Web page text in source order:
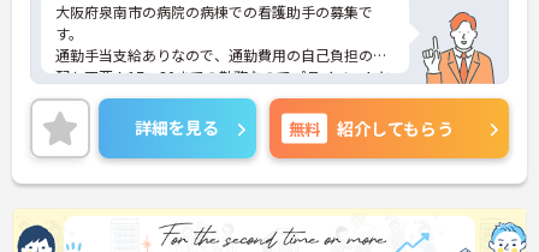
大阪府泉南市の病院の病棟での看護助手の募集で
す。
通勤手当支給ありなので、通勤費用の自己負担の心
配も不要！17：30までの勤務なのでプライベートと
両立しやすい環境です。
ご興味のある方は、面接のポイントをお伝えします
のでお気軽にお問い合せください。
詳細を見る 無料 紹介してもらう